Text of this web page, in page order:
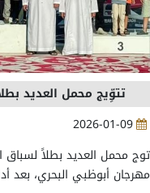
تتوِّيج محمل العديد
2026-01-09
توج محمل العديد بطلاً لسباق
مهرجان أبوظبي البحري، بعد